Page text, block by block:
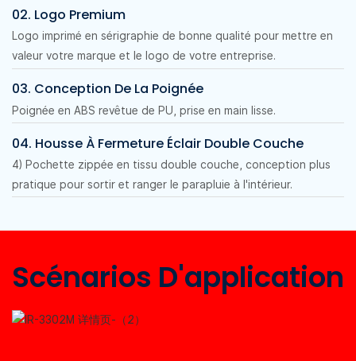
02. Logo Premium
Logo imprimé en sérigraphie de bonne qualité pour mettre en
valeur votre marque et le logo de votre entreprise.
03. Conception De La Poignée
Poignée en ABS revêtue de PU, prise en main lisse.
04. Housse À Fermeture Éclair Double Couche
4) Pochette zippée en tissu double couche, conception plus
pratique pour sortir et ranger le parapluie à l'intérieur.
Scénarios D'application